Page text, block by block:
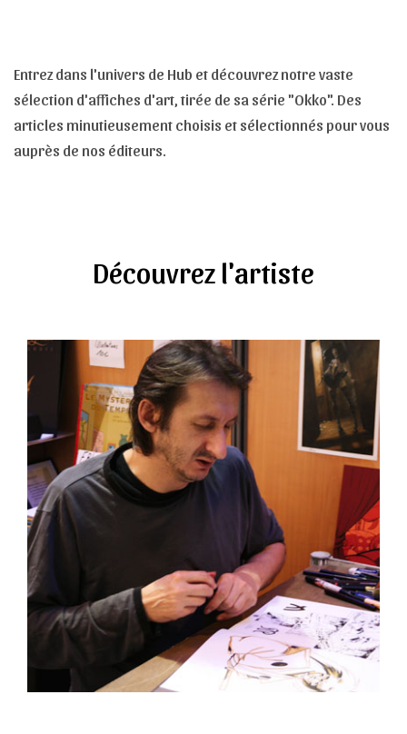
Entrez dans l'univers de Hub et découvrez notre vaste
sélection d'affiches d'art, tirée de sa série "Okko". Des
articles minutieusement choisis et sélectionnés pour vous
auprès de nos éditeurs.
Découvrez l'artiste